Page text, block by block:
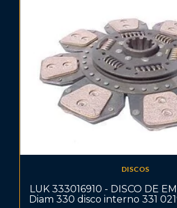
DISCOS
LUK 333016910 - DISCO DE
Diam 330 disco interno 331